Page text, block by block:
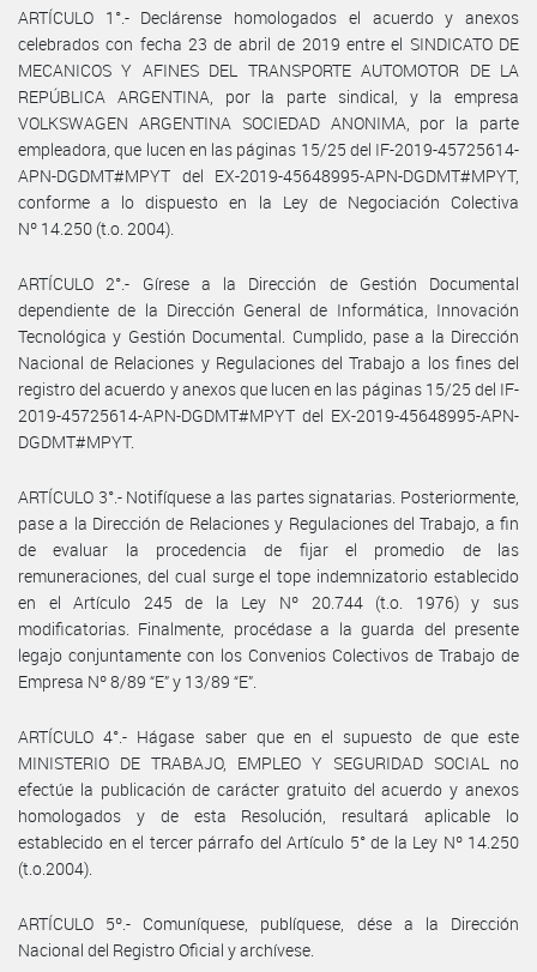
ARTÍCULO 1°.- Declárense homologados el acuerdo y anexos
celebrados con fecha 23 de abril de 2019 entre el SINDICATO DE
MECANICOS Y AFINES DEL TRANSPORTE AUTOMOTOR DE LA
REPÚBLICA ARGENTINA, por la parte sindical, y la empresa
VOLKSWAGEN ARGENTINA SOCIEDAD ANONIMA, por la parte
empleadora, que lucen en las páginas 15/25 del IF-2019-45725614-
APN-DGDMT#MPYT del EX-2019-45648995-APN-DGDMT#MPYT,
conforme a lo dispuesto en la Ley de Negociación Colectiva
Nº 14.250 (t.o. 2004).
ARTÍCULO 2°.- Gírese a la Dirección de Gestión Documental
dependiente de la Dirección General de Informática, Innovación
Tecnológica y Gestión Documental. Cumplido, pase a la Dirección
Nacional de Relaciones y Regulaciones del Trabajo a los fines del
registro del acuerdo y anexos que lucen en las páginas 15/25 del IF-
2019-45725614-APN-DGDMT#MPYT del EX-2019-45648995-APN-
DGDMT#MPYT.
ARTÍCULO 3°.- Notifíquese a las partes signatarias. Posteriormente,
pase a la Dirección de Relaciones y Regulaciones del Trabajo, a fin
de evaluar la procedencia de fijar el promedio de las
remuneraciones, del cual surge el tope indemnizatorio establecido
en el Artículo 245 de la Ley Nº 20.744 (t.o. 1976) y sus
modificatorias. Finalmente, procédase a la guarda del presente
legajo conjuntamente con los Convenios Colectivos de Trabajo de
Empresa Nº 8/89 “E” y 13/89 “E”.
ARTÍCULO 4°.- Hágase saber que en el supuesto de que este
MINISTERIO DE TRABAJO, EMPLEO Y SEGURIDAD SOCIAL no
efectúe la publicación de carácter gratuito del acuerdo y anexos
homologados y de esta Resolución, resultará aplicable lo
establecido en el tercer párrafo del Artículo 5° de la Ley Nº 14.250
(t.o.2004).
ARTÍCULO 5º.- Comuníquese, publíquese, dése a la Dirección
Nacional del Registro Oficial y archívese.